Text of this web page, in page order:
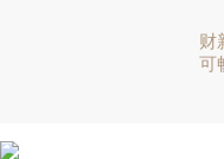
财
可